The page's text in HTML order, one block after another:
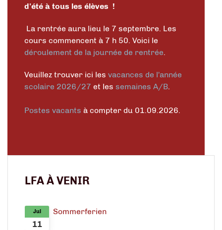
d'été à tous les élèves !
La rentrée aura lieu le 7 septembre. Les
cours commencent à 7 h 50. Voici le
déroulement de la journée de rentrée.
Veuillez trouver ici les vacances de l'année
scolaire 2026/27 et les semaines A/B.
Postes vacants à compter du 01.09.2026.
LFA À VENIR
11
Jul Sommerferien